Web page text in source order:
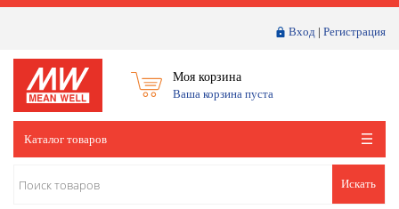
Вход | Регистрация
Моя корзина
Ваша корзина пуста
Каталог товаров
Искать